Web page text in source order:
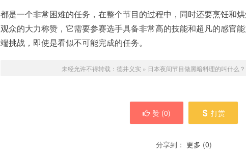
都是一个非常困难的任务，在整个节目的过程中，同时还要烹饪和
观众的大力称赞，它需要参赛选手具备非常高的技能和超凡的感官
端挑战，即使是看似不可能完成的任务。
未经允许不得转载： 德井义实 » 日本夜间节目做黑暗料理的叫什么
赞 (0) 打赏
分享到： 更多 (0)